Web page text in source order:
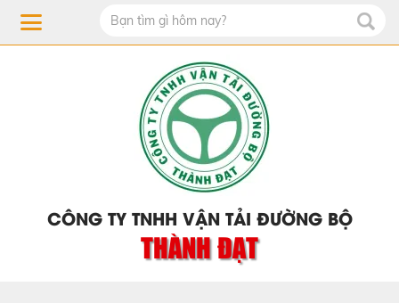
CÔNG TY TNHH VẬN TẢI ĐƯỜNG BỘ
THÀNH ĐẠT